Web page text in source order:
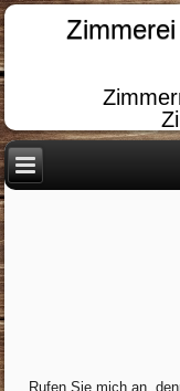
Rufen Sie mich an,